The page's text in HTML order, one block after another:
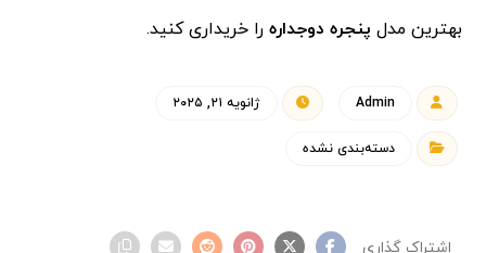
بهترین مدل پنجره دوجداره را خریداری کنید.
Admin ژانویه ۲۱, ۲۰۲۵
دسته‌بندی نشده